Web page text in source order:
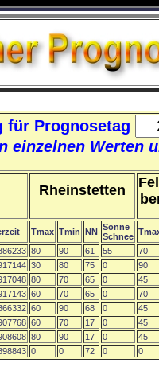
für Prognosetag
einzelnen Werten
Rheinstetten
Tmax Tmin NN Sonne
Schnee
80 90 61 55 70
30 80 75 0 90
80 70 65 0 45
60 70 65 0 70
60 90 68 0 45
60 70 17 0 45
80 90 17 0 45
0 0 72 0 0